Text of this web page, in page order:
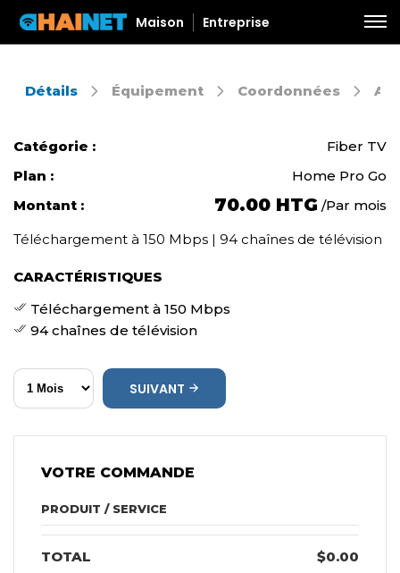
Maison Entreprise
Détails Équipement Coordonnées
Catégorie :
Fiber TV
Plan :
Home Pro Go
Montant :
70.00 HTG /Par mois
Téléchargement à 150 Mbps | 94 chaînes de télévision
CARACTÉRISTIQUES
Téléchargement à 150 Mbps
94 chaînes de télévision
SUIVANT
VOTRE COMMANDE
PRODUIT / SERVICE
TOTAL $0.00